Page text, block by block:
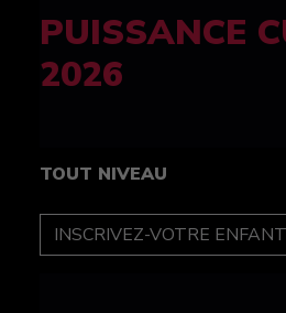
FELINE
féminine
TOUT NIVEAU
INSCRIPTION